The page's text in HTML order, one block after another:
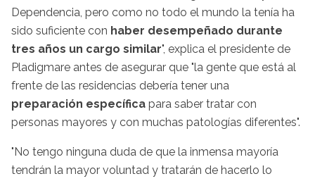
Dependencia, pero como no todo el mundo la tenía ha
sido suficiente con haber desempeñado durante
tres años un cargo similar", explica el presidente de
Pladigmare antes de asegurar que "la gente que está al
frente de las residencias debería tener una
preparación específica para saber tratar con
personas mayores y con muchas patologías diferentes".
"No tengo ninguna duda de que la inmensa mayoría
tendrán la mayor voluntad y tratarán de hacerlo lo